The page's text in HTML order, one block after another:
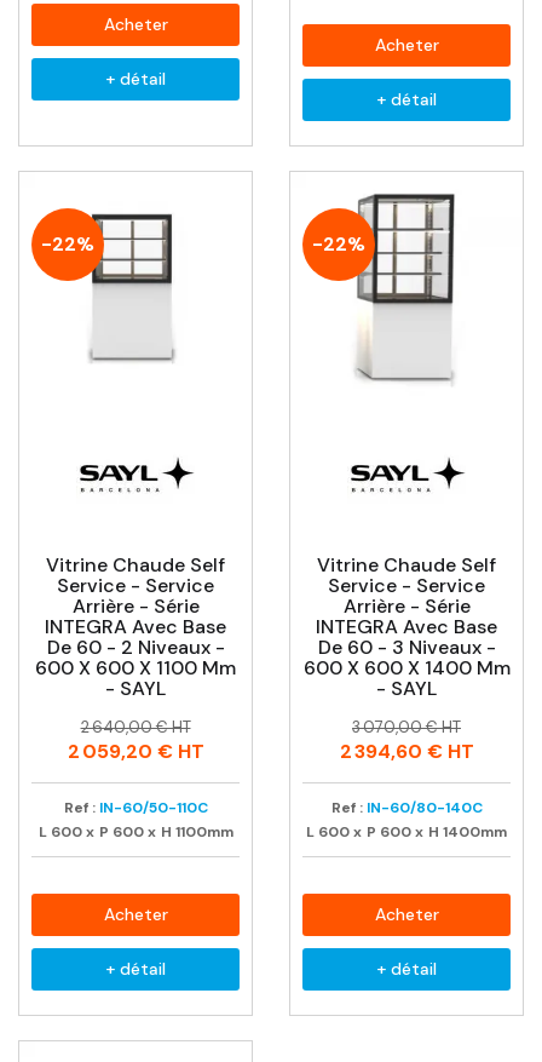
Acheter
+ détail
Acheter
+ détail
-22%
Vitrine Chaude Self
Service - Service
Arrière - Série
INTEGRA Avec Base
De 60 - 2 Niveaux -
600 X 600 X 1100 Mm
- SAYL
Prix
Prix
habituel
2 640,00 € HT
2 059,20 €HT
Ref : IN-60/50-110C
L 600 x P 600 x H 1100mm
Acheter
+ détail
-22%
Vitrine Chaude Self
Service - Service
Arrière - Série
INTEGRA Avec Base
De 60 - 3 Niveaux -
600 X 600 X 1400 Mm
- SAYL
Prix
Prix
habituel
3 070,00 € HT
2 394,60 €HT
Ref : IN-60/80-140C
L 600x P 600x H 1400mm
Acheter
+ détail